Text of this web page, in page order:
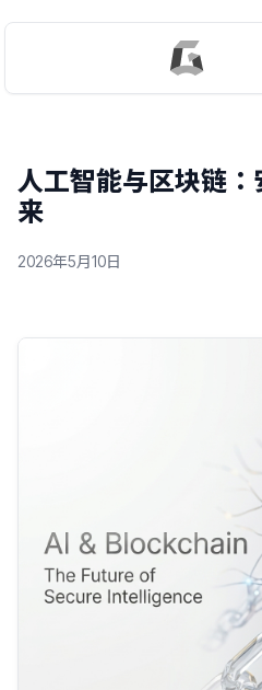
人工智能与区块链
来
2026年5月10日